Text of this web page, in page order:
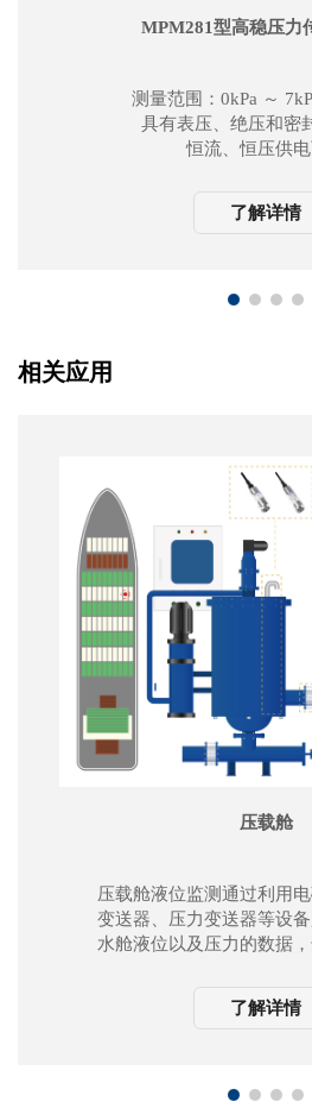
MPM281型高稳压力
测量范围：0kPa ～
具有表压、绝压和密
恒流、恒压供
体介质
Φ19mm 标准 OEM 压
长期稳定性可达
了解详情
相关应用
压载舱
压载舱液位监测通过利用
变送器、压力变送器等设备
水舱液位以及压力的数据
了解详情